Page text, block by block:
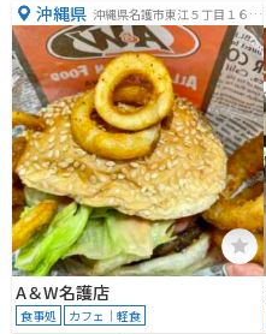
沖縄県 沖縄県名護市東江５丁目１６
−１２
A＆W名護店
食事処 カフェ｜軽食